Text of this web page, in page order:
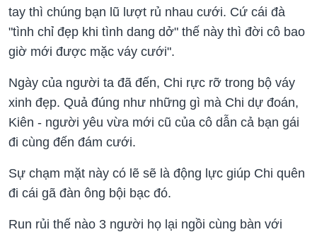
tay thì chúng bạn lũ lượt rủ nhau cưới. Cứ cái đà
"tình chỉ đẹp khi tình dang dở" thế này thì đời cô bao
giờ mới được mặc váy cưới".
Ngày của người ta đã đến, Chi rực rỡ trong bộ váy
xinh đẹp. Quả đúng như những gì mà Chi dự đoán,
Kiên - người yêu vừa mới cũ của cô dẫn cả bạn gái
đi cùng đến đám cưới.
Sự chạm mặt này có lẽ sẽ là động lực giúp Chi quên
đi cái gã đàn ông bội bạc đó.
Run rủi thế nào 3 người họ lại ngồi cùng bàn với